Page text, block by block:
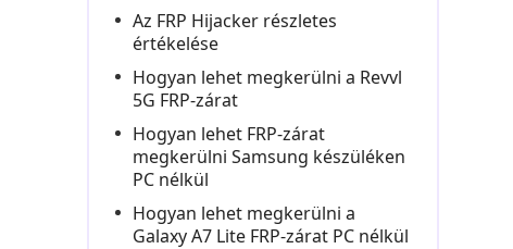
Az FRP Hijacker részletes
értékelése
Hogyan lehet megkerülni a Revvl
5G FRP‑zárat
Hogyan lehet FRP‑zárat
megkerülni Samsung készüléken
PC nélkül
Hogyan lehet megkerülni a
Galaxy A7 Lite FRP‑zárat PC nélkül